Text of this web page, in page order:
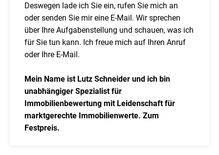
Deswegen lade ich Sie ein, rufen Sie mich an
oder senden Sie mir eine E-Mail. Wir sprechen
über Ihre Aufgabenstellung und schauen, was ich
für Sie tun kann. Ich freue mich auf Ihren Anruf
oder Ihre E-Mail.
Mein Name ist Lutz Schneider und ich bin
unabhängiger Spezialist für
Immobilienbewertung mit Leidenschaft für
marktgerechte Immobilienwerte. Zum
Festpreis.